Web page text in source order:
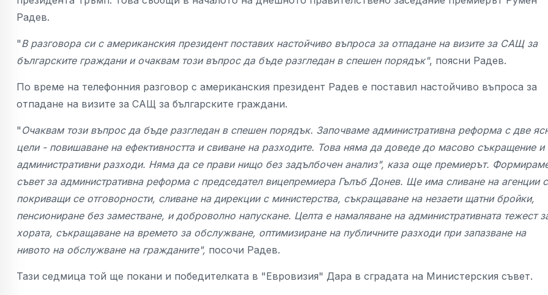
Радев.
"В разговора си с американския президент поставих настойчиво въпроса за отпадане на визите за САЩ за
българските граждани и очаквам този въпрос да бъде разгледан в спешен порядък", поясни Радев.
По време на телефонния разговор с американския президент Радев е поставил настойчиво въпроса за
отпадане на визите за САЩ за българските граждани.
" Очаквам този въпрос да бъде разгледан в спешен порядък. Започваме административна реформа с две
цели - повишаване на ефективността и свиване на разходите. Това няма да доведе до масово съкращение и
административни разходи. Няма да се прави нищо без задълбочен анализ", каза още премиерът.
съвет за административна реформа с председател вицепремиера Гълъб Донев. Ще има сливане на агенции с
покриващи се отговорности, сливане на дирекции с министерства, съкращаване на незаети щатни бройки,
пенсиониране без заместване, и доброволно напускане. Целта е намаляване на административната тежест
хората, съкращаване на времето за обслужване, оптимизиране на публичните разходи при запазване на
нивото на обслужване на гражданите", посочи Радев.
Тази седмица той ще покани и победителката в "Евровизия" Дара в сградата на Министерския съвет.